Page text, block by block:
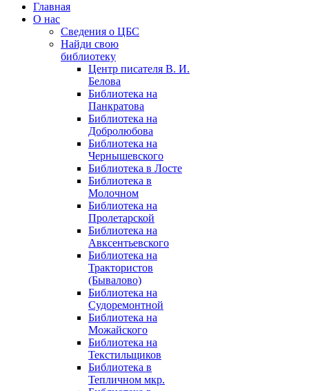
Главная
О нас
Сведения о ЦБС
Найди свою
библиотеку
Центр писателя В. И.
Белова
Библиотека на
Панкратова
Библиотека на
Добролюбова
Библиотека на
Чернышевского
Библиотека в Лосте
Библиотека в
Молочном
Библиотека на
Пролетарской
Библиотека на
Авксентьевского
Библиотека на
Трактористов
(Бывалово)
Библиотека на
Судоремонтной
Библиотека на
Можайского
Библиотека на
Текстильщиков
Библиотека в
Тепличном мкр.